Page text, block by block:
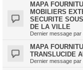
MAPA
MOBILIERS
SECURITE
DE LA VILLE
Dernier message par
MAPA
TRANSLUCIDE
Dernier message par